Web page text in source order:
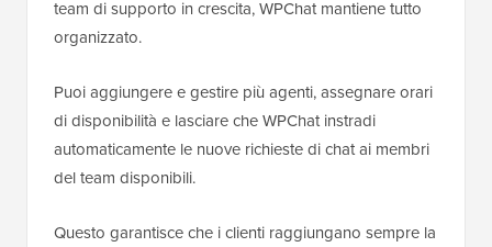
team di supporto in crescita, WPChat mantiene tutto
organizzato.
Puoi aggiungere e gestire più agenti, assegnare orari
di disponibilità e lasciare che WPChat instradi
automaticamente le nuove richieste di chat ai membri
del team disponibili.
Questo garantisce che i clienti raggiungano sempre la